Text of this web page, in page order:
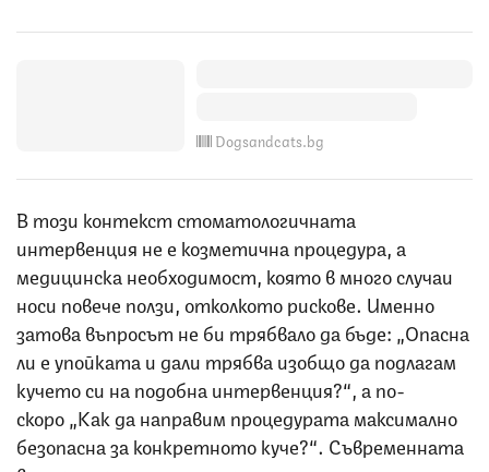
Dogsandcats.bg
В този контекст стоматологичната
интервенция не е козметична процедура, а
медицинска необходимост, която в много случаи
носи повече ползи, отколкото рискове. Именно
затова въпросът не би трябвало да бъде: „Опасна
ли е упойката и дали трябва изобщо да подлагам
кучето си на подобна интервенция?“, а по-
скоро „Как да направим процедурата максимално
безопасна за конкретното куче?“. Съвременната